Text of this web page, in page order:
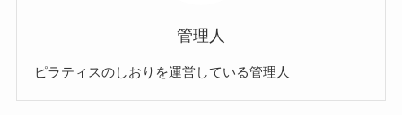
管理人
ピラティスのしおりを運営している管理人